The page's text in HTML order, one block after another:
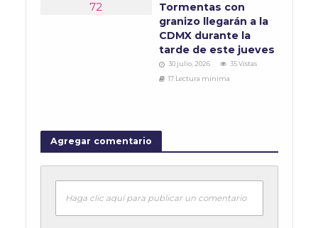
Tormentas con
granizo llegarán a la
CDMX durante la
tarde de este jueves
30 julio, 2026
35 Vistas
17 Lectura mínima
Agregar comentario
Haga clic aquí para publicar un comentario